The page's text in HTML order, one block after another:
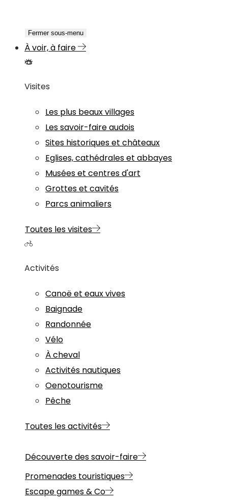
Fermer sous-menu
À voir, à faire
Visites
Les plus beaux villages
Les savoir-faire audois
Sites historiques et châteaux
Eglises, cathédrales et abbayes
Musées et centres d'art
Grottes et cavités
Parcs animaliers
Toutes les visites
Activités
Canoë et eaux vives
Baignade
Randonnée
Vélo
À cheval
Activités nautiques
Oenotourisme
Pêche
Toutes les activités
Découverte des savoir-faire
Promenades touristiques
Escape games & Co